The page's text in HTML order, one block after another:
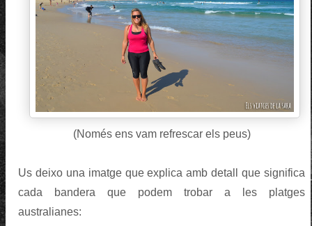
(Només ens vam refrescar els peus)
Us deixo una imatge que explica amb detall que significa
cada bandera que podem trobar a les platges
australianes: